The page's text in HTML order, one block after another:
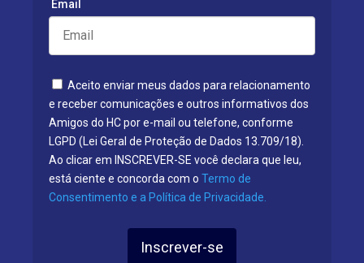
Email
Aceito enviar meus dados para relacionamento
e receber comunicações e outros informativos dos
Amigos do HC por e-mail ou telefone, conforme
LGPD (Lei Geral de Proteção de Dados 13.709/18).
Ao clicar em INSCREVER-SE você declara que leu,
está ciente e concorda com o Termo de
Consentimento e a Política de Privacidade.
Inscrever-se